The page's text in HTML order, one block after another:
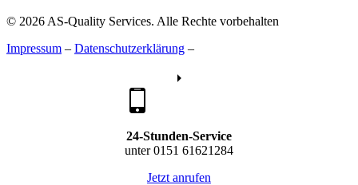
© 2026 AS-Quality Services. Alle Rechte vorbehalten
Impressum – Datenschutzerklärung –
24-Stunden-Service
unter 0151 61621284
Jetzt anrufen